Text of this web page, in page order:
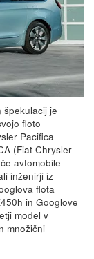
špekulacij je
floto
Pacifica
(Fiat Chrysler
avtomobile
inženirji iz
flota
in Googlove
model v
množični